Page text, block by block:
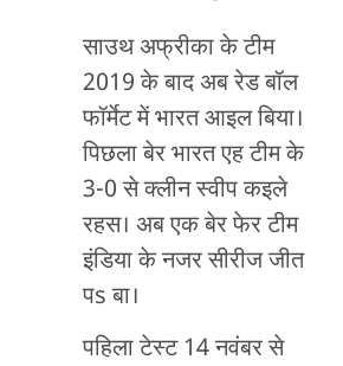
साउथ अफ्रीका के टीम
2019 के बाद अब रेड बॉल
फॉर्मेट में भारत आइल बिया।
पिछला बेर भारत एह टीम के
3-0 से क्लीन स्वीप कइले
रहस। अब एक बेर फेर टीम
इंडिया के नजर सीरीज जीत
पs बा।
पहिला टेस्ट 14 नवंबर से